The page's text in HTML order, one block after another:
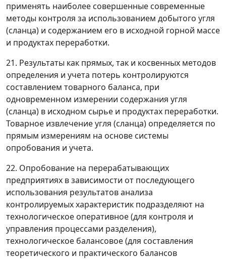
применять наиболее совершенные современные
методы контроля за использованием добытого угля
(сланца) и содержанием его в исходной горной массе
и продуктах переработки.
21. Результаты как прямых, так и косвенных методов
определения и учета потерь контролируются
составлением товарного баланса, при
одновременном измерении содержания угля
(сланца) в исходном сырье и продуктах переработки.
Товарное извлечение угля (сланца) определяется по
прямым измерениям на основе системы
опробования и учета.
22. Опробование на перерабатывающих
предприятиях в зависимости от последующего
использования результатов анализа
контролируемых характеристик подразделяют на
технологическое оперативное (для контроля и
управления процессами разделения),
технологическое балансовое (для составления
теоретического и практического балансов